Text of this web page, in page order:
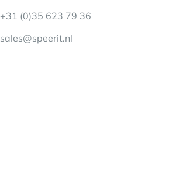
+31 (0)35 623 79 36
sales@speerit.nl